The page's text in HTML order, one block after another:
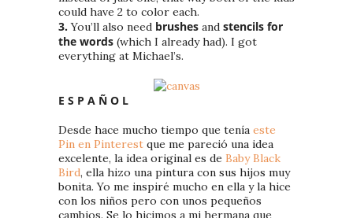
could have 2 to color each.
3.You’ll also need brushes and stencils for
the words (which I already had). I got
everything at Michael’s.
E S P A Ñ O L
Desde hace mucho tiempo que tenía este
Pin en Pinterest que me pareció una idea
excelente, la idea original es de Baby Black
Bird, ella hizo una pintura con sus hijos muy
bonita. Yo me inspiré mucho en ella y la hice
con los niños pero con unos pequeños
cambios. Se lo hicimos a mi hermana que